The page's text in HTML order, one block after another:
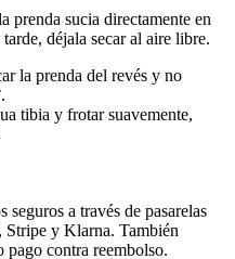
prenda sucia directamente en
déjala secar al aire libre.
la prenda del revés y no
tibia y frotar suavemente,
a través de pasarelas
Stripe y Klarna. También
pago contra reembolso.